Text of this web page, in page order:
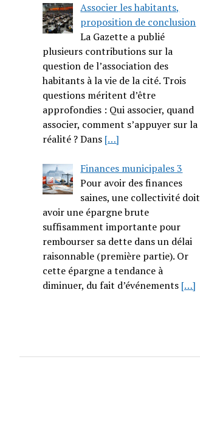
Associer les habitants,
proposition de conclusion
La Gazette a publié
plusieurs contributions sur la
question de l’association des
habitants à la vie de la cité. Trois
questions méritent d’être
approfondies : Qui associer, quand
associer, comment s’appuyer sur la
réalité ? Dans […]
Finances municipales 3
Pour avoir des finances
saines, une collectivité doit
avoir une épargne brute
suffisamment importante pour
rembourser sa dette dans un délai
raisonnable (première partie). Or
cette épargne a tendance à
diminuer, du fait d’événements […]